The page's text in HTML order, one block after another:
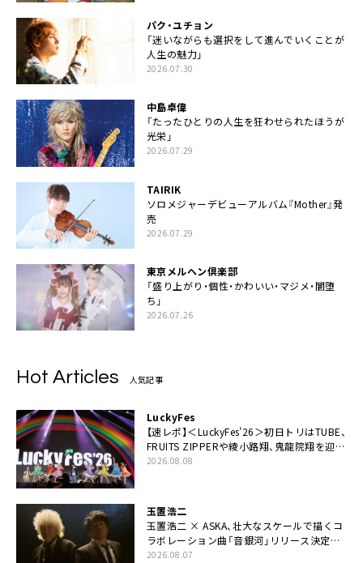
パク・ユチョン
「迷いながらも選択をして進んでいくことが
人生の魅力」
2026.07.30
中島卓偉
「たったひとりの人生を狂わせられたほうが
光栄」
2026.07.29
TAIRIK
ソロメジャーデビューアルバム『Mother』発
売
2026.07.29
東京メルヘン倶楽部
「盛り上がり・個性・かわいい・マジメ・闇堕
ち」
2026.07.26
Hot Articles 人気記事
LuckyFes
【速レポ】＜LuckyFes’26＞初日トリはTUBE、
FRUITS ZIPPERや綾小路翔、鬼龍院翔を迎え
た豪華コラボも「知ってたらぜひ一緒に歌っ
2026.08.08
玉置浩二
玉置浩二 × ASKA、壮大なスケールで描くコ
ラボレーション曲「音銀河」リリース決定。
カップリングには新曲「命の宿り」収録も
2026.08.07